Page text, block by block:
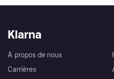
Klarna
À propos de nous
Carrières